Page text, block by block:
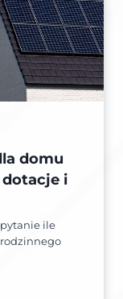
domu
dotacje i
ile